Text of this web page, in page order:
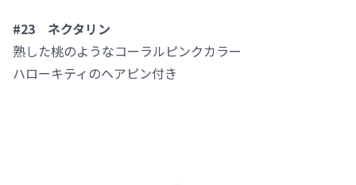
#23 ネクタリン
熟した桃のようなコーラルピンクカラー
ハローキティのヘアピン付き